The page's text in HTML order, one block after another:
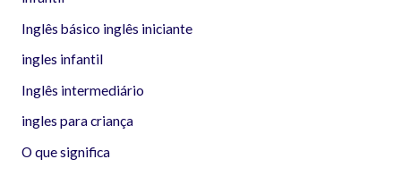
Inglês básico inglês iniciante
ingles infantil
Inglês intermediário
ingles para criança
O que significa